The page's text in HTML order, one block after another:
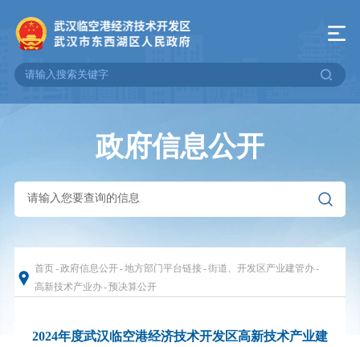
政府信息公开
首页-政府信息公开-地方部门平台链接-街道、开发区产业建管办-
高新技术产业办-预决算公开
2024年度武汉临空港经济技术开发区高新技术产业建